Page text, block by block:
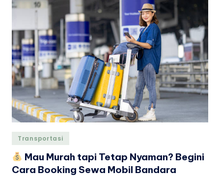
Posted
in
Transportasi
Mau Murah tapi Tetap Nyaman? Begini
Cara Booking Sewa Mobil Bandara